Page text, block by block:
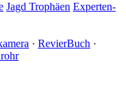
Jagd Trophäen Experten-
· RevierBuch ·